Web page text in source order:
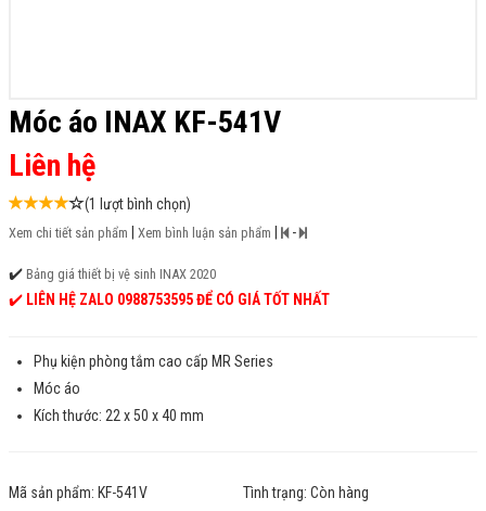
Móc áo INAX KF-541V
Liên hệ
(1 lượt bình chọn)
Xem chi tiết sản phẩm Xem bình luận sản phẩm -
✔️ Bảng giá thiết bị vệ sinh INAX 2020
✔️ LIÊN HỆ ZALO 0988753595 ĐỂ CÓ GIÁ TỐT NHẤT
Phụ kiện phòng tắm cao cấp MR Series
Móc áo
Kích thước: 22 x 50 x 40 mm
Mã sản phẩm: KF-541V Tình trạng: Còn hàng